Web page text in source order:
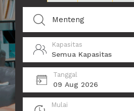
Kapasitas
Semua Kapasitas
Tanggal
09 Aug 2026
Mulai